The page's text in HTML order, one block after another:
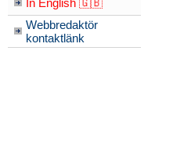
In English 🇬🇧
Webbredaktör
kontaktlänk